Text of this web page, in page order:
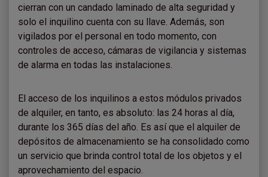
cierran con un candado laminado de alta seguridad y
solo el inquilino cuenta con su llave. Además, son
vigilados por el personal en todo momento, con
controles de acceso, cámaras de vigilancia y sistemas
de alarma en todas las instalaciones.
El acceso de los inquilinos a estos módulos privados
de alquiler, en tanto, es absoluto: las 24 horas al día,
durante los 365 días del año. Es así que el alquiler de
depósitos de almacenamiento se ha consolidado como
un servicio que brinda control total de los objetos y el
aprovechamiento del espacio.